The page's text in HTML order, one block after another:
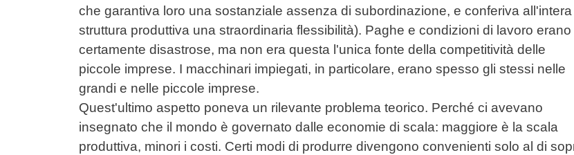
che garantiva loro una sostanziale assenza di subordinazione, e conferiva all'intera
struttura produttiva una straordinaria flessibilità). Paghe e condizioni di lavoro erano
certamente disastrose, ma non era questa l'unica fonte della competitività delle
piccole imprese. I macchinari impiegati, in particolare, erano spesso gli stessi nelle
grandi e nelle piccole imprese.
Quest'ultimo aspetto poneva un rilevante problema teorico. Perché ci avevano
insegnato che il mondo è governato dalle economie di scala: maggiore è la scala
produttiva, minori i costi. Certi modi di produrre divengono convenienti solo al di